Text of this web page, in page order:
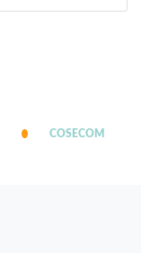
COSECOM